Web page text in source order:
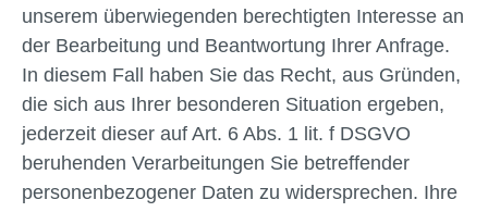
unserem überwiegenden berechtigten Interesse an
der Bearbeitung und Beantwortung Ihrer Anfrage.
In diesem Fall haben Sie das Recht, aus Gründen,
die sich aus Ihrer besonderen Situation ergeben,
jederzeit dieser auf Art. 6 Abs. 1 lit. f DSGVO
beruhenden Verarbeitungen Sie betreffender
personenbezogener Daten zu widersprechen. Ihre